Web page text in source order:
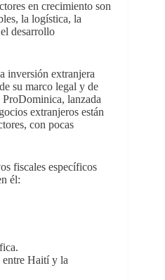
en crecimiento son
la logística, la
desarrollo
inversión extranjera
su marco legal y de
lanzada
extranjeros están
con pocas
fiscales específicos
él:
Haití y la